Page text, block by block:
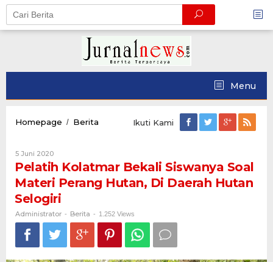
Skip
content
Menu
Homepage / Berita
Soal
Perang
Hutan
Selogiri
Ikuti Kami
5 Juni 2020Oleh
Administrator
Pelatih Kolatmar Bekali Siswanya Soal
Materi Perang Hutan, Di Daerah Hutan
Selogiri
Administrator - Berita - 1.252 Views